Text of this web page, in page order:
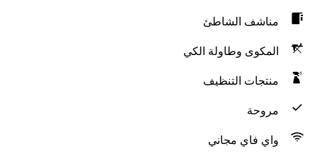
مناشف الشاطئ
المكوى وطاولة الكي
منتجات التنظيف
مروحة
واي فاي مجاني